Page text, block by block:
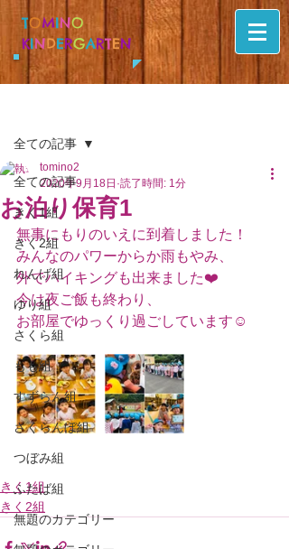
TOMINO
KINDERGARTEN
全ての記事
きく1組
きく2組
れんげ組
ゆり組
さくら組
もも組
すずらん組
さくらんぼ組
つぼみ組
ふたば組
無題のカテゴリー
全ての記事
お泊り保育1
tomino2
2020年9月18日 読了時間: 1分
無事にもりのいえに到着しました！
みんなのパワーからか雨もやみ、
外でハイキングも出来ました❤️
今は夜ご飯も終わり、
お部屋でゆっくり過ごしています☺️
きく1組
きく2組